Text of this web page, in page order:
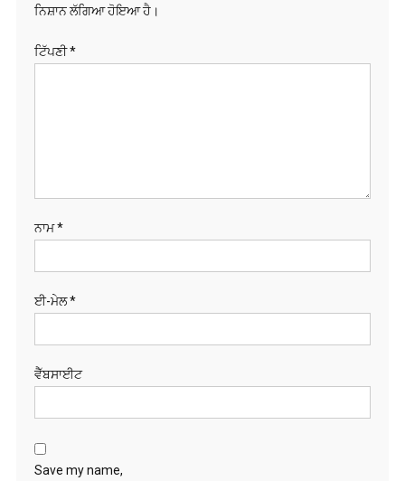
ਨਿਸ਼ਾਨ ਲੱਗਿਆ ਹੋਇਆ ਹੈ।
ਟਿੱਪਣੀ*
ਨਾਮ*
ਈ-ਮੇਲ*
ਵੈੱਬਸਾਈਟ
Save my name,